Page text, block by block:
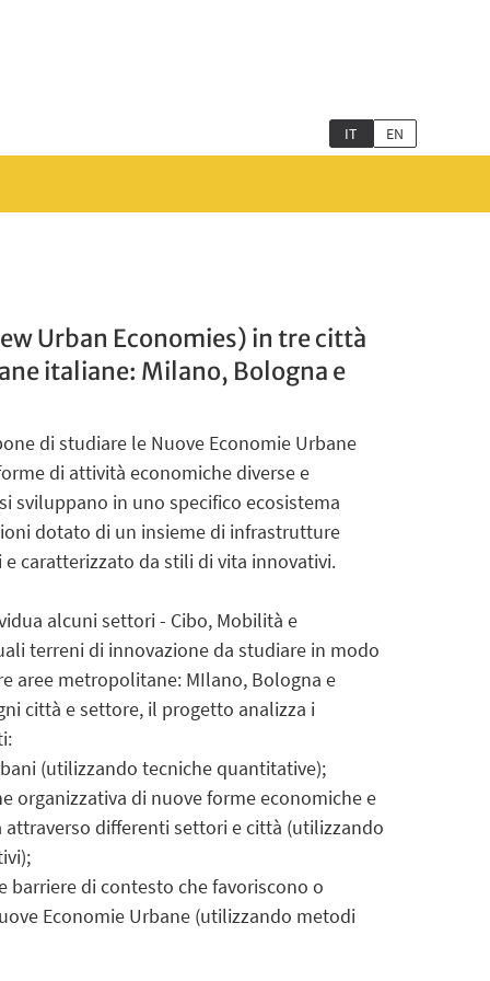
IT EN
Urban Economies) in tre città
italiane: Milano, Bologna e
di studiare le Nuove Economie Urbane
di attività economiche diverse e
sviluppano in uno specifico ecosistema
dotato di un insieme di infrastrutture
e caratterizzato da stili di vita innovativi.
alcuni settori - Cibo, Mobilità e
terreni di innovazione da studiare in modo
aree metropolitane: MIlano, Bologna e
città e settore, il progetto analizza i
(utilizzando tecniche quantitative);
organizzativa di nuove forme economiche e
attraverso differenti settori e città (utilizzando
barriere di contesto che favoriscono o
Economie Urbane (utilizzando metodi